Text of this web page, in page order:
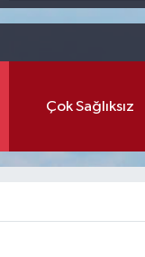
Çok Sağlıksız